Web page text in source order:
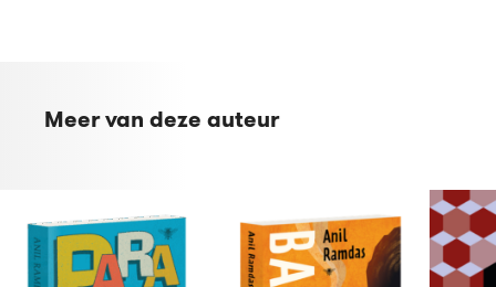
Meer van deze auteur